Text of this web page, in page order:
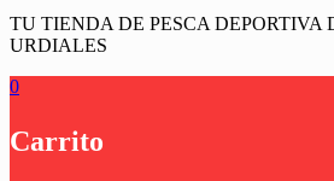
TU TIENDA DE PESCA DEPORTIVA
URDIALES
0
Carrito